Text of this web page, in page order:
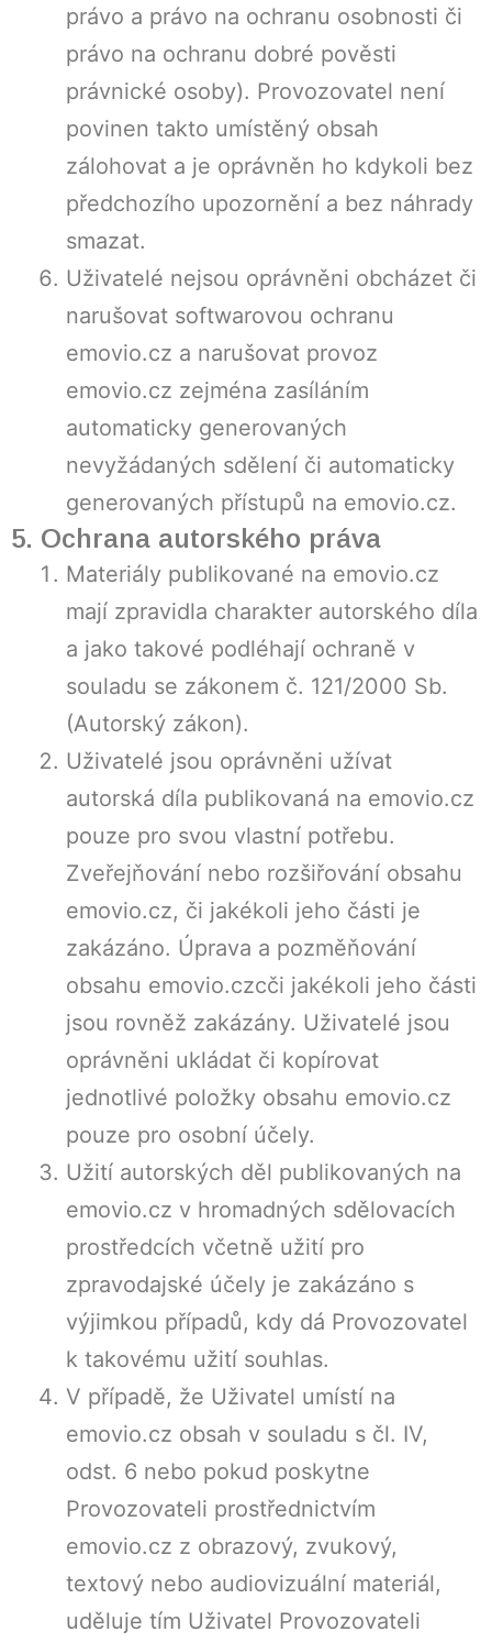
právo a právo na ochranu osobnosti či
právo na ochranu dobré pověsti
právnické osoby). Provozovatel není
povinen takto umístěný obsah
zálohovat a je oprávněn ho kdykoli bez
předchozího upozornění a bez náhrady
smazat.
Uživatelé nejsou oprávněni obcházet či
narušovat softwarovou ochranu
emovio.cz a narušovat provoz
emovio.cz zejména zasíláním
automaticky generovaných
nevyžádaných sdělení či automaticky
generovaných přístupů na emovio.cz.
5. Ochrana autorského práva
Materiály publikované na emovio.cz
mají zpravidla charakter autorského díla
a jako takové podléhají ochraně v
souladu se zákonem č. 121/2000 Sb.
(Autorský zákon).
Uživatelé jsou oprávněni užívat
autorská díla publikovaná na emovio.cz
pouze pro svou vlastní potřebu.
Zveřejňování nebo rozšiřování obsahu
emovio.cz, či jakékoli jeho části je
zakázáno. Úprava a pozměňování
obsahu emovio.czcči jakékoli jeho části
jsou rovněž zakázány. Uživatelé jsou
oprávněni ukládat či kopírovat
jednotlivé položky obsahu emovio.cz
pouze pro osobní účely.
Užití autorských děl publikovaných na
emovio.cz v hromadných sdělovacích
prostředcích včetně užití pro
zpravodajské účely je zakázáno s
výjimkou případů, kdy dá Provozovatel
k takovému užití souhlas.
V případě, že Uživatel umístí na
emovio.cz obsah v souladu s čl. IV,
odst. 6 nebo pokud poskytne
Provozovateli prostřednictvím
emovio.cz z obrazový, zvukový,
textový nebo audiovizuální materiál,
uděluje tím Uživatel Provozovateli